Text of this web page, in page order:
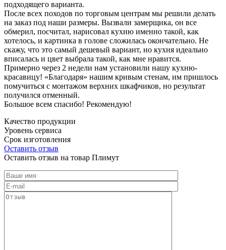
подходящего варианта.
После всех походов по торговым центрам мы решили делать
на заказ под наши размеры. Вызвали замерщика, он все
обмерил, посчитал, нарисовал кухню именно такой, как
хотелось, и картинка в голове сложилась окончательно. Не
скажу, что это самый дешевый вариант, но кухня идеально
вписалась и цвет выбрала такой, как мне нравится.
Примерно через 2 недели нам установили нашу кухню-
красавицу! «Благодаря» нашим кривым стенам, им пришлось
помучиться с монтажом верхних шкафчиков, но результат
получился отменный.
Большое всем спасибо! Рекомендую!
Качество продукции
Уровень сервиса
Срок изготовления
Оставить отзыв
Оставить отзыв на товар Плимут